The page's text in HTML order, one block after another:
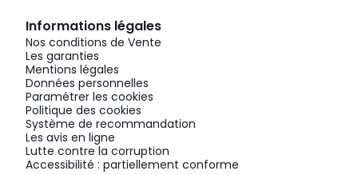
Informations légales
Nos conditions de Vente
Les garanties
Mentions légales
Données personnelles
Paramétrer les cookies
Politique des cookies
Système de recommandation
Les avis en ligne
Lutte contre la corruption
Accessibilité : partiellement conforme